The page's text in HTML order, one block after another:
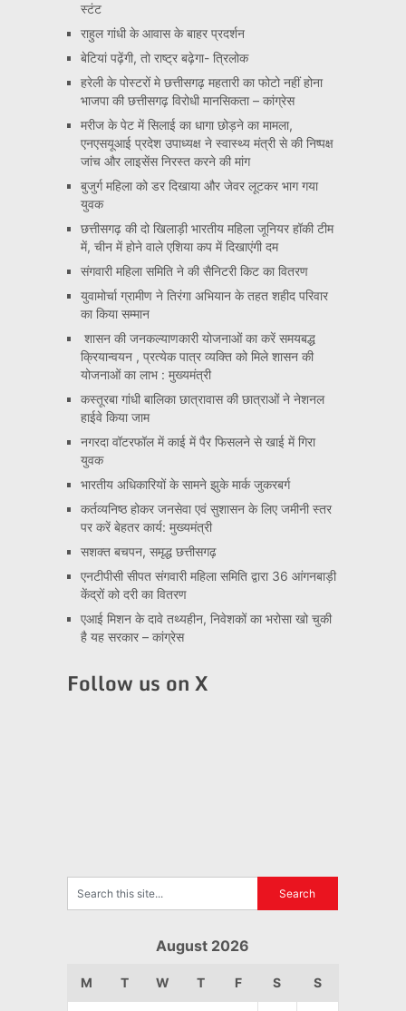
स्टंट
राहुल गांधी के आवास के बाहर प्रदर्शन
बेटियां पढ़ेंगी, तो राष्ट्र बढ़ेगा- त्रिलोक
हरेली के पोस्टरों मे छत्तीसगढ़ महतारी का फोटो नहीं होना
भाजपा की छत्तीसगढ़ विरोधी मानसिकता – कांग्रेस
मरीज के पेट में सिलाई का धागा छोड़ने का मामला,
एनएसयूआई प्रदेश उपाध्यक्ष ने स्वास्थ्य मंत्री से की निष्पक्ष
जांच और लाइसेंस निरस्त करने की मांग
बुजुर्ग महिला को डर दिखाया और जेवर लूटकर भाग गया
युवक
छत्तीसगढ़ की दो खिलाड़ी भारतीय महिला जूनियर हॉकी टीम
में, चीन में होने वाले एशिया कप में दिखाएंगी दम
संगवारी महिला समिति ने की सैनिटरी किट का वितरण
युवामोर्चा ग्रामीण ने तिरंगा अभियान के तहत शहीद परिवार
का किया सम्मान
शासन की जनकल्याणकारी योजनाओं का करें समयबद्ध
क्रियान्वयन , प्रत्येक पात्र व्यक्ति को मिले शासन की
योजनाओं का लाभ : मुख्यमंत्री
कस्तूरबा गांधी बालिका छात्रावास की छात्राओं ने नेशनल
हाईवे किया जाम
नगरदा वॉटरफॉल में काई में पैर फिसलने से खाई में गिरा
युवक
भारतीय अधिकारियों के सामने झुके मार्क जुकरबर्ग
कर्तव्यनिष्ठ होकर जनसेवा एवं सुशासन के लिए जमीनी स्तर
पर करें बेहतर कार्य: मुख्यमंत्री
सशक्त बचपन, समृद्ध छत्तीसगढ़
एनटीपीसी सीपत संगवारी महिला समिति द्वारा 36 आंगनबाड़ी
केंद्रों को दरी का वितरण
एआई मिशन के दावे तथ्यहीन, निवेशकों का भरोसा खो चुकी
है यह सरकार – कांग्रेस
Follow us on X
August 2026
M T W T F S S